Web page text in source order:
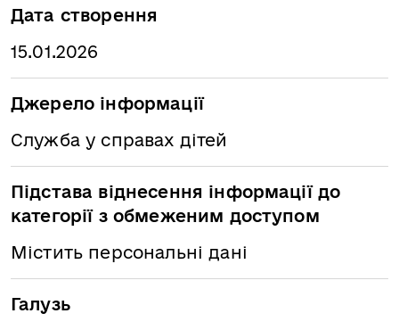
Дата створення
15.01.2026
Джерело інформації
Служба у справах дітей
Підстава віднесення інформації до
категорії з обмеженим доступом
Містить персональні дані
Галузь